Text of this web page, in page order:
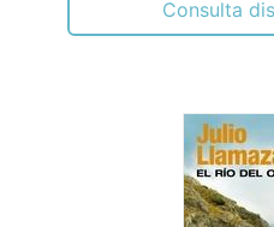
Consulta